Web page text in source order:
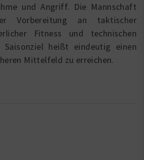
und Angriff. Die Mannschaft
Vorbereitung an taktischer
Fitness und technischen
Saisonziel heißt eindeutig einen
Mittelfeld zu erreichen.